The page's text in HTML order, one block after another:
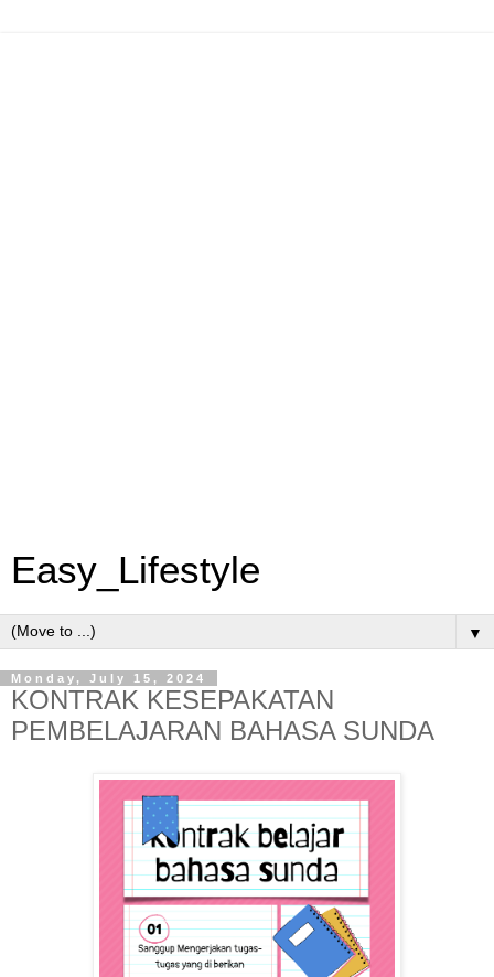
Easy_Lifestyle
▼
Monday, July 15, 2024
KONTRAK KESEPAKATAN
PEMBELAJARAN BAHASA SUNDA